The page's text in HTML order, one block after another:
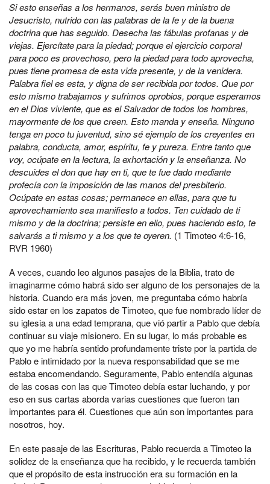
Si esto enseñas a los hermanos, serás buen ministro de
Jesucristo, nutrido con las palabras de la fe y de la buena
doctrina que has seguido. Desecha las fábulas profanas y de
viejas. Ejercítate para la piedad; porque el ejercicio corporal
para poco es provechoso, pero la piedad para todo aprovecha,
pues tiene promesa de esta vida presente, y de la venidera.
Palabra fiel es esta, y digna de ser recibida por todos. Que por
esto mismo trabajamos y sufrimos oprobios, porque esperamos
en el Dios viviente, que es el Salvador de todos los hombres,
mayormente de los que creen. Esto manda y enseña. Ninguno
tenga en poco tu juventud, sino sé ejemplo de los creyentes en
palabra, conducta, amor, espíritu, fe y pureza. Entre tanto que
voy, ocúpate en la lectura, la exhortación y la enseñanza. No
descuides el don que hay en ti, que te fue dado mediante
profecía con la imposición de las manos del presbiterio.
Ocúpate en estas cosas; permanece en ellas, para que tu
aprovechamiento sea manifiesto a todos. Ten cuidado de ti
mismo y de la doctrina; persiste en ello, pues haciendo esto, te
salvarás a ti mismo y a los que te oyeren. (1 Timoteo 4:6-16,
RVR 1960)
A veces, cuando leo algunos pasajes de la Biblia, trato de
imaginarme cómo habrá sido ser alguno de los personajes de la
historia. Cuando era más joven, me preguntaba cómo habría
sido estar en los zapatos de Timoteo, que fue nombrado líder de
su iglesia a una edad temprana, que vió partir a Pablo que debía
continuar su viaje misionero. En su lugar, lo más probable es
que yo me habría sentido profundamente triste por la partida de
Pablo e intimidado por la nueva responsabilidad que se me
estaba encomendando. Seguramente, Pablo entendía algunas
de las cosas con las que Timoteo debía estar luchando, y por
eso en sus cartas aborda varias cuestiones que fueron tan
importantes para él. Cuestiones que aún son importantes para
nosotros, hoy.
En este pasaje de las Escrituras, Pablo recuerda a Timoteo la
solidez de la enseñanza que ha recibido, y le recuerda también
que el propósito de esta instrucción era su formación en la